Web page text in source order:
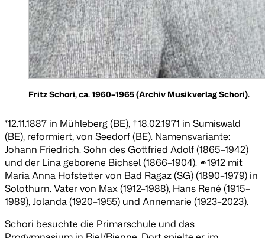
Fritz Schori, ca. 1960–1965 (Archiv Musikverlag Schori).
*12.11.1887 in Mühleberg (BE), †18.02.1971 in Sumiswald
(BE), reformiert, von Seedorf (BE). Namensvariante:
Johann Friedrich. Sohn des Gottfried Adolf (1865–1942)
und der Lina geborene Bichsel (1866–1904). ⚭1912 mit
Maria Anna Hofstetter von Bad Ragaz (SG) (1890–1979) in
Solothurn. Vater von Max (1912–1988), Hans René (1915–
1989), Jolanda (1920–1955) und Annemarie (1923–2023).
Schori besuchte die Primarschule und das